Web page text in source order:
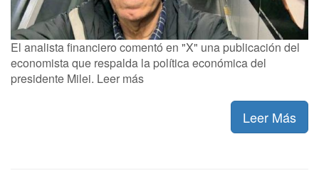
El analista financiero comentó en "X" una publicación del
economista que respalda la política económica del
presidente Milei. Leer más
Leer Más